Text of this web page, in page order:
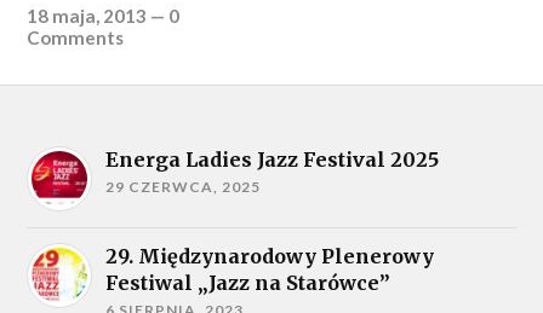
18 maja, 2013 — 0
Comments
Energa Ladies Jazz Festival 2025
29 CZERWCA, 2025
29. Międzynarodowy Plenerowy
Festiwal „Jazz na Starówce”